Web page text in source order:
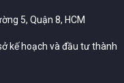
5, Quận 8, HCM
kế hoạch và đầu tư thành